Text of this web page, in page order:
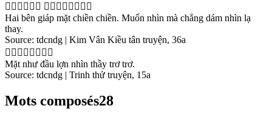
𠄩 边 夾 𩈘 廛 廛 悶 認 麻 𫽄 敢 認 𨔍 台
Hai bên giáp mặt chiền chiền. Muốn nhìn mà chẳng dám nhìn lạ
thay.
Source: tdcndg | Kim Vân Kiều tân truyện, 36a
𩈘 如 頭 𤞼 認 柴 猪 猪
Mặt như đầu lợn nhìn thầy trơ trơ.
Source: tdcndg | Trinh thử truyện, 15a
Mots composés28